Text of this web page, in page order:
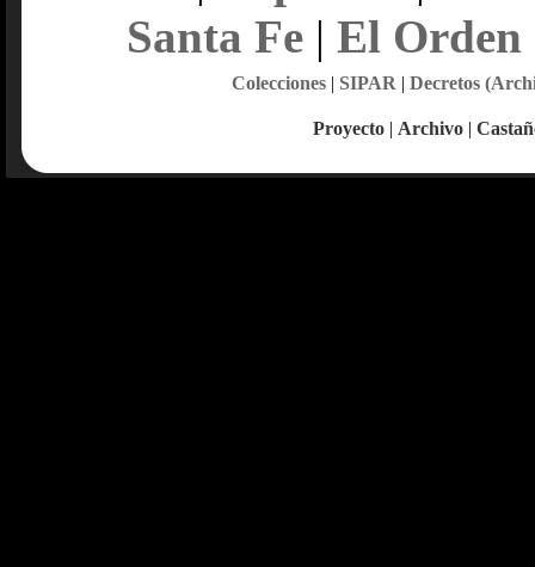
Santa Fe| El Orden
Colecciones| SIPAR | Decretos
Proyecto | Archivo |